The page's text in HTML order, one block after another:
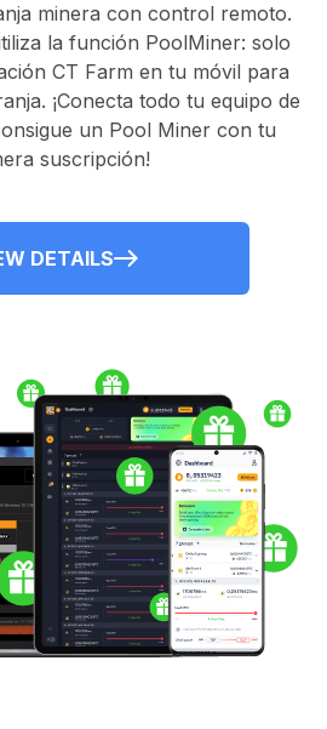
minera con control remoto.
la función PoolMiner: solo
CT Farm en tu móvil para
¡Conecta todo tu equipo de
un Pool Minercon tu
suscripción!
DETAILS